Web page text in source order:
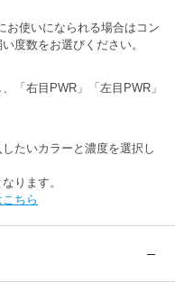
お使いになられる場合はコン
度数をお選びください。
「右目PWR」「左目PWR」
たいカラーと濃度を選択し
ります。
ちら